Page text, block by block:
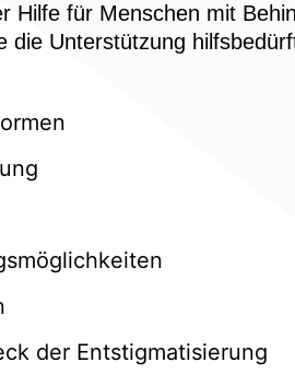
für Menschen mit
Unterstützung
der Entstigmatisierung